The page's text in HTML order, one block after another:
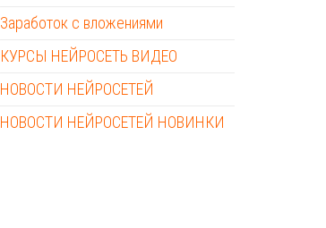
Заработок с вложениями
КУРСЫ НЕЙРОСЕТЬ ВИДЕО
НОВОСТИ НЕЙРОСЕТЕЙ
НОВОСТИ НЕЙРОСЕТЕЙ НОВИНКИ